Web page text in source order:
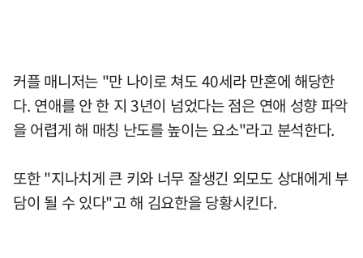
커플 매니저는 "만 나이로 쳐도 40세라 만혼에 해당한
다. 연애를 안 한 지 3년이 넘었다는 점은 연애 성향 파악
을 어렵게 해 매칭 난도를 높이는 요소"라고 분석한다.
또한 "지나치게 큰 키와 너무 잘생긴 외모도 상대에게 부
담이 될 수 있다"고 해 김요한을 당황시킨다.